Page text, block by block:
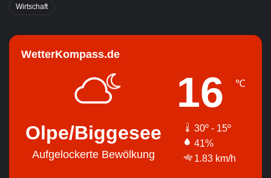
Wirtschaft
WetterKompass.de
Olpe/Biggesee
Aufgelockerte Bewölkung
16 ℃
30º - 15º
41%
1.83 km/h